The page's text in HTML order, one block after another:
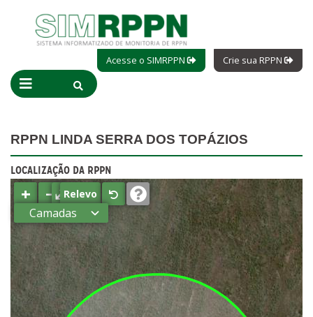
Acesse o SIMRPPN Crie sua RPPN
RPPN LINDA SERRA DOS TOPÁZIOS
LOCALIZAÇÃO DA RPPN
+ −⤢Relevo
Camadas
Estados
Municípios
Terras
indígenas
(FUNAI)